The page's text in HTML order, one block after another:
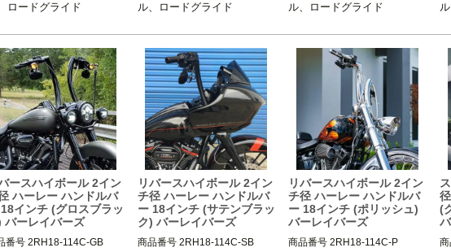
ロードグライド
ル、ロードグライド
ル、ロードグライド
ースハイボール 2イン
ハーレー ハンドルバ
インチ (グロスブラッ
バーレイバーズ
番号 2RH18-114C-GB
リバースハイボール 2イン
チ径 ハーレー ハンドルバ
ー 18インチ (サテンブラッ
ク) バーレイバーズ
商品番号 2RH18-114C-SB
リバースハイボール 2イン
チ径 ハーレー ハンドルバ
ー 18インチ (ポリッシュ)
バーレイバーズ
商品番号2RH18-114C-P
(